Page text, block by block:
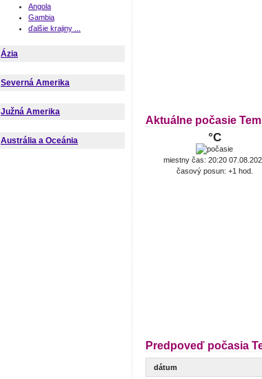
Angola
Gambia
ďalšie krajiny ...
Ázia
Severná Amerika
Južná Amerika
Austrália a Oceánia
Aktuálne počasie
°C
miestny čas: 20:20
časový posun: +1 hod.
Predpoveď počasia
dátum